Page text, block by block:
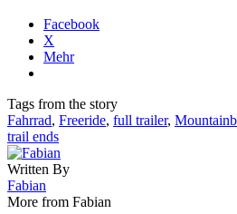
Facebook
X
Mehr
Tags from the story
Fahrrad, Freeride, full trailer,
trail ends
Written By
Fabian
More from Fabian